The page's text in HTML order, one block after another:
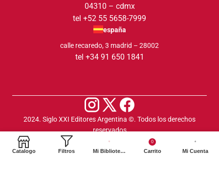
04310 – cdmx
tel +52 55 5658-7999
españa
calle recaredo, 3 madrid – 28002
tel +34 91 650 1841
2024. Siglo XXI Editores Argentina ©️. Todos los derechos
reservados
Catalogo Filtros Mi Biblioteca
0
Carrito Mi Cuenta